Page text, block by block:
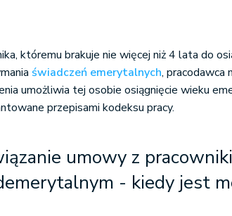
któremu brakuje nie więcej niż 4 lata do
świadczeń emerytalnych, pracodawca
umożliwia tej osobie osiągnięcie wieku
przepisami kodeksu pracy.
umowy z
- kiedy jest